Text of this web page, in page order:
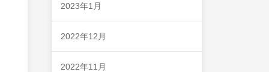
2023年1月
2022年12月
2022年11月